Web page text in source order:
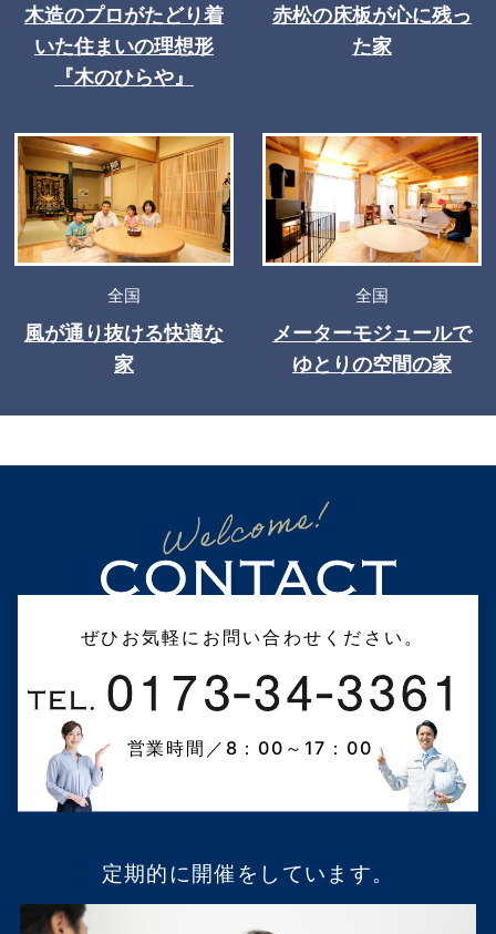
木造のプロがたどり着
いた住まいの理想形
『木のひらや』
赤松の床板が心に残っ
た家
全国
風が通り抜ける快適な
家
全国
メーターモジュールで
ゆとりの空間の家
ぜひお気軽にお問い合わせください。
営業時間／8：00～17：00
定期的に開催をしています。